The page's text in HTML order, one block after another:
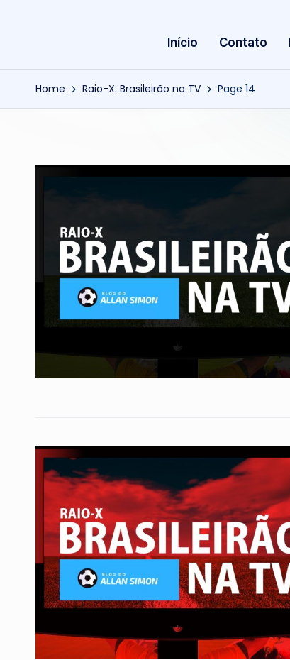
Início Contato
Home Raio-X: Brasileirão na TV Page 14